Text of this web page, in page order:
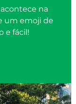
na
um emoji de
e fácil!